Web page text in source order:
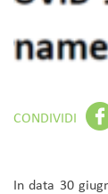
CONDIVIDI
In data 30